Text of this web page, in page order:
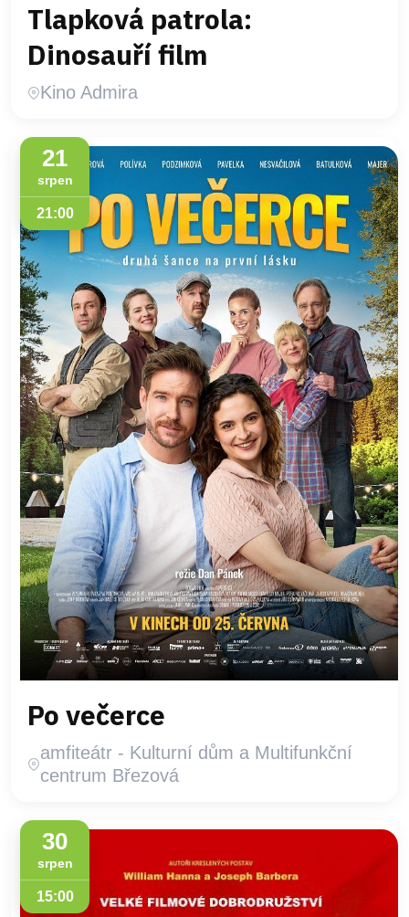
Tlapková patrola:
Dinosauří film
Kino Admira
21
srpen
21:00
Po večerce
amfiteátr - Kulturní dům a Multifunkční
centrum Březová
30
srpen
15:00